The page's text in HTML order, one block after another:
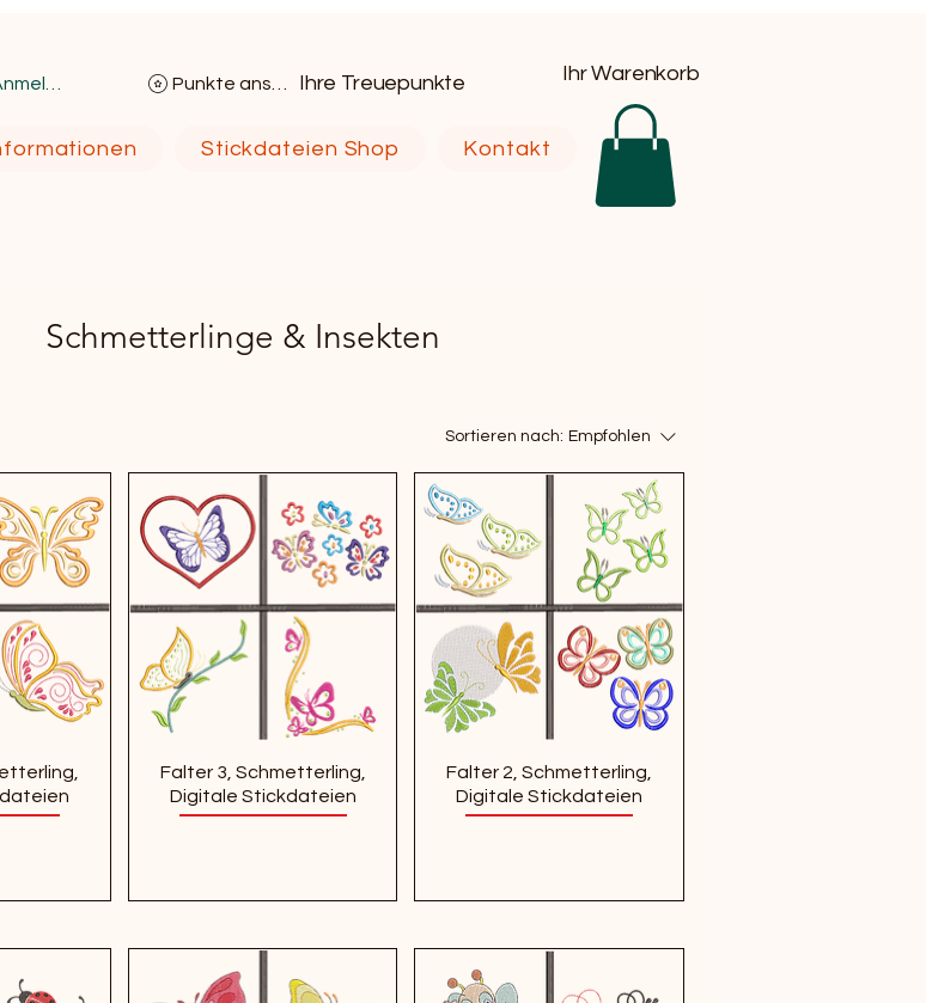
Stickdateien Shop Kontakt
Ihre Treuepunkte Ihr Warenkorb
Schmetterlinge & Insekten
Sortieren nach: Empfohlen
Falter 3, Schmetterling,
Digitale Stickdateien
Falter 2, Schmetterling,
Digitale Stickdateien